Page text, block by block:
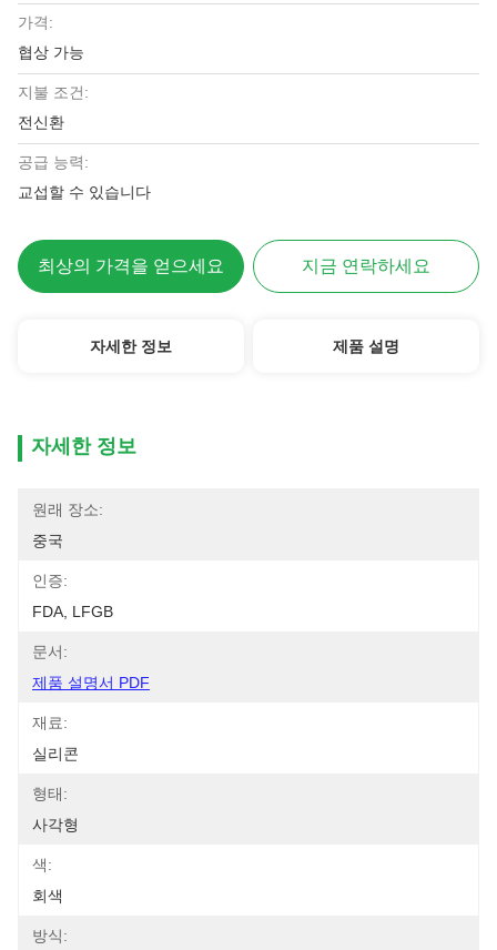
가격:
협상 가능
지불 조건:
전신환
공급 능력:
교섭할 수 있습니다
최상의 가격을 얻으세요 지금 연락하세요
자세한 정보 제품 설명
자세한 정보
원래 장소:
중국
인증:
FDA, LFGB
문서:
제품 설명서 PDF
재료:
실리콘
형태:
사각형
색:
회색
방식: